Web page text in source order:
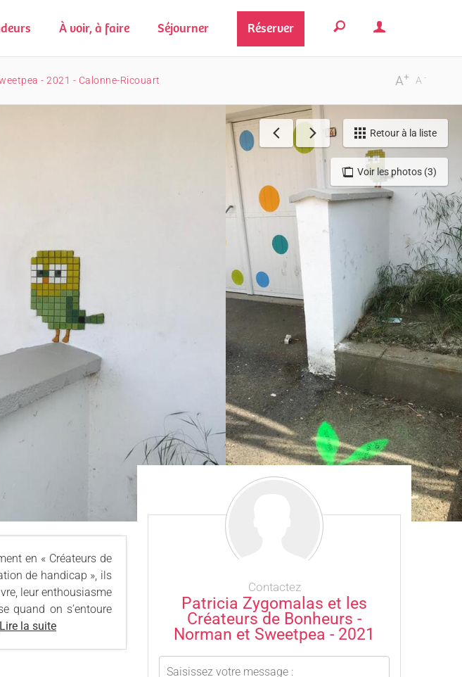
À voir, à faire Séjourner Réserver
-
A
+
A
- 2021 - Calonne-Ricouart
Voir les photos (3)
Retour à la liste
en « Créateurs de
de handicap », ils
leur enthousiasme
quand on s’entoure
Lire la suite
Contactez
Patricia Zygomalas et les
Créateurs de Bonheurs -
Norman et Sweetpea - 2021